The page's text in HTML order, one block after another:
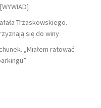
Trzaskowskiego.
się do winy
„Miałem ratować